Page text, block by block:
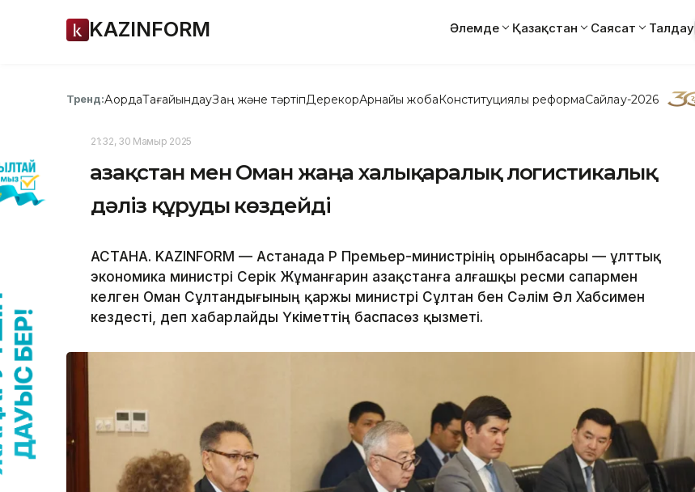
KAZINFORM Әлемде Қазақстан Саясат Талдау
Тренд:АқордаТағайындауЗаң және тәртіпДерекқорАрнайы жобаКонституциялық реформаСайлау-2026
21:32, 30 Мамыр 2025
Қазақстан мен Оман жаңа халықаралық логистикалық
дәліз құруды көздейді
АСТАНА. KAZINFORM — Астанада ҚР Премьер-министрінің орынбасары — ұлттық
экономика министрі Серік Жұманғарин Қазақстанға алғашқы ресми сапармен
келген Оман Сұлтандығының қаржы министрі Сұлтан бен Сәлім Әл Хабсимен
кездесті, деп хабарлайды Үкіметтің баспасөз қызметі.